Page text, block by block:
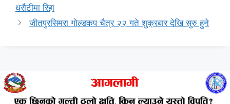
धरौटीमा रिहा
जीतपुरसिमरा गोल्डकप चैत्र २२ गते शुक्रबार देखि सुरु हुने